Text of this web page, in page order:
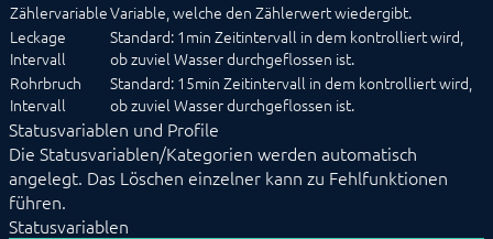
ZählervariableVariable, welche den Zählerwert wiedergibt.
Leckage
Intervall
Standard: 1min Zeitintervall in dem kontrolliert wird,
ob zuviel Wasser durchgeflossen ist.
Rohrbruch
Intervall
Standard: 15min Zeitintervall in dem kontrolliert wird,
ob zuviel Wasser durchgeflossen ist.
Statusvariablen und Profile
Die Statusvariablen/Kategorien werden automatisch
angelegt. Das Löschen einzelner kann zu Fehlfunktionen
führen.
Statusvariablen